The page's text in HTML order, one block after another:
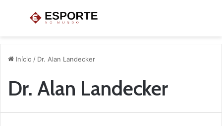
Menu
Início / Dr. Alan Landecker
Dr. Alan Landecker